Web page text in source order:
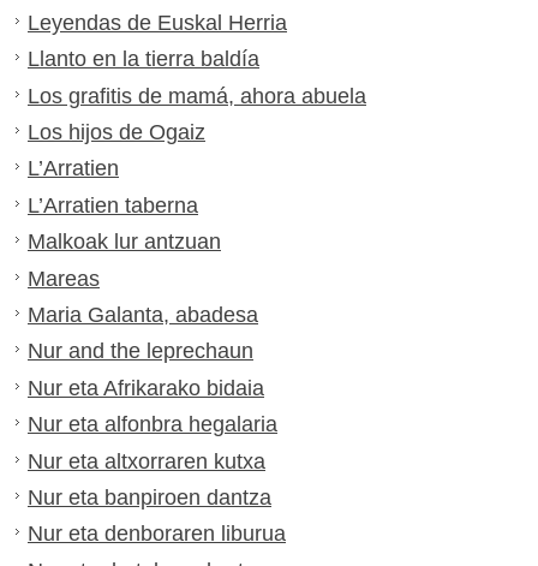
Leyendas de Euskal Herria
Llanto en la tierra baldía
Los grafitis de mamá, ahora abuela
Los hijos de Ogaiz
L’Arratien
L’Arratien taberna
Malkoak lur antzuan
Mareas
Maria Galanta, abadesa
Nur and the leprechaun
Nur eta Afrikarako bidaia
Nur eta alfonbra hegalaria
Nur eta altxorraren kutxa
Nur eta banpiroen dantza
Nur eta denboraren liburua